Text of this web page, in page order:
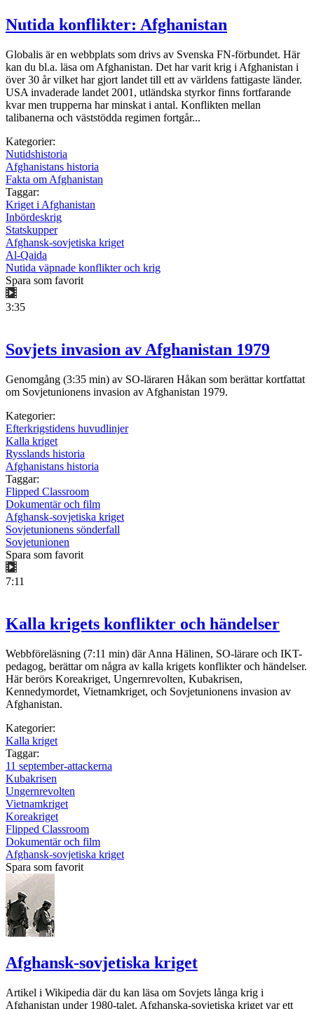
Nutida konflikter: Afghanistan
Globalis är en webbplats som drivs av Svenska FN-förbundet. Här
kan du bl.a. läsa om Afghanistan. Det har varit krig i Afghanistan i
över 30 år vilket har gjort landet till ett av världens fattigaste länder.
USA invaderade landet 2001, utländska styrkor finns fortfarande
kvar men trupperna har minskat i antal. Konflikten mellan
talibanerna och väststödda regimen fortgår...
Kategorier:
Nutidshistoria
Afghanistans historia
Fakta om Afghanistan
Taggar:
Kriget i Afghanistan
Inbördeskrig
Statskupper
Afghansk-sovjetiska kriget
Al-Qaida
Nutida väpnade konflikter och krig
Spara som favorit
3:35
Sovjets invasion av Afghanistan 1979
Genomgång (3:35 min) av SO-läraren Håkan som berättar kortfattat
om Sovjetunionens invasion av Afghanistan 1979.
Kategorier:
Efterkrigstidens huvudlinjer
Kalla kriget
Rysslands historia
Afghanistans historia
Taggar:
Flipped Classroom
Dokumentär och film
Afghansk-sovjetiska kriget
Sovjetunionens sönderfall
Sovjetunionen
Spara som favorit
7:11
Kalla krigets konflikter och händelser
Webbföreläsning (7:11 min) där Anna Hälinen, SO-lärare och IKT-
pedagog, berättar om några av kalla krigets konflikter och händelser.
Här berörs Koreakriget, Ungernrevolten, Kubakrisen,
Kennedymordet, Vietnamkriget, och Sovjetunionens invasion av
Afghanistan.
Kategorier:
Kalla kriget
Taggar:
11 september-attackerna
Kubakrisen
Ungernrevolten
Vietnamkriget
Koreakriget
Flipped Classroom
Dokumentär och film
Afghansk-sovjetiska kriget
Spara som favorit
Afghansk-sovjetiska kriget
Artikel i Wikipedia där du kan läsa om Sovjets långa krig i
Afghanistan under 1980-talet. Afghanska-sovjetiska kriget var ett